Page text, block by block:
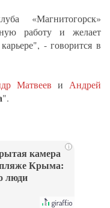
«Магнитогорск»
работу и желает
- говорится в
Матвеев и Андрей
".
i
камера
Крыма:
люди
не видят...